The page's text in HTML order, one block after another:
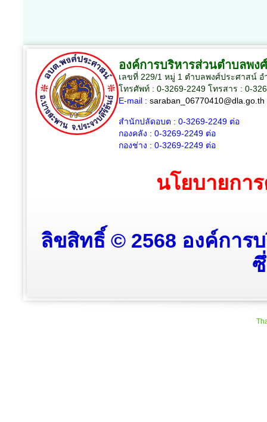
องค์การบริหารส่วนตำบลพง
เลขที่ 229/1 หมู่ 1 ตำบลพงศ์ประศาสน์
โทรศัพท์ : 0-3269-2249 โทรสาร : 0-
E-mail : saraban_06770410@dla.go.th
สำนักปลัดอบต : 0-3269-2249 ต่อ
กองคลัง : 0-3269-2249 ต่อ
กองช่าง : 0-3269-2249 ต่อ
นโยบายกา
ลิขสิทธิ์ © 2568 องค์การ